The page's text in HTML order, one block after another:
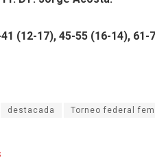
41 (12-17), 45-55 (16-14), 61-
destacada Torneo federal